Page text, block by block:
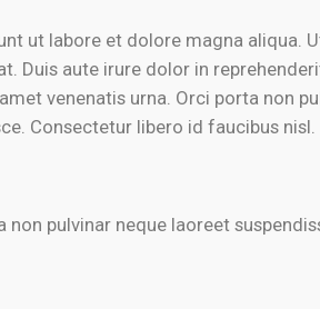
ut labore et dolore magna aliqua.
Duis aute irure dolor in
venenatis urna. Orci porta non
Consectetur libero id faucibus
pulvinar neque laoreet